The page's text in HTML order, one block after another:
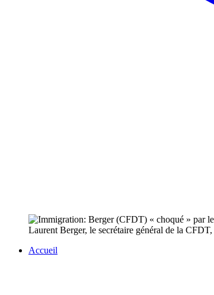
Laurent Berger, le secrétaire général de la
Accueil